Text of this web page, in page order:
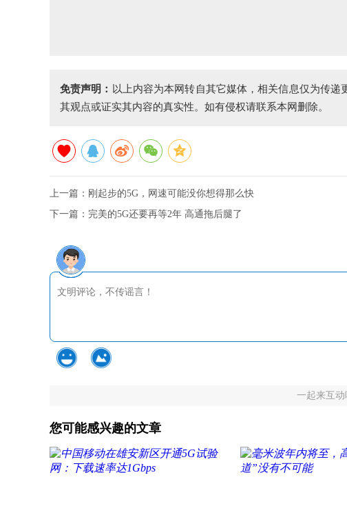
免责声明： 以上内容为本网转自其它媒体，相关信息仅为传
其观点或证实其内容的真实性。如有侵权请联系本网删除。
上一篇： 刚起步的5G，网速可能没你想得那么快
下一篇： 完美的5G还要再等2年 高通拖后腿了
一起来互动
您可能感兴趣的文章